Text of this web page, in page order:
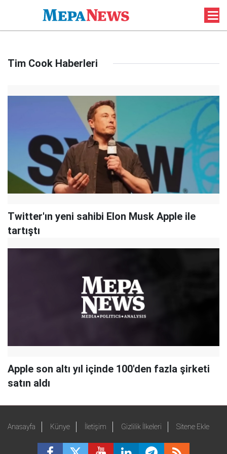
Tim Cook Haberleri
Twitter'ın yeni sahibi Elon Musk Apple ile
tartıştı
Apple son altı yıl içinde 100'den fazla şirketi
satın aldı
Anasayfa Künye İletişim Gizlilik İlkeleri Sitene Ekle